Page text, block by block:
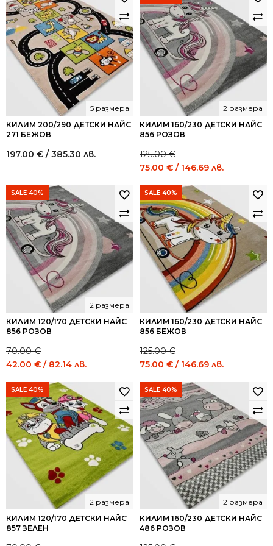
КИЛИМ 200/290 ДЕТСКИ НАЙС
271 БЕЖОВ
5 размера
197.00 € / 385.30 лв.
КИЛИМ 160/230 ДЕТСКИ НАЙС
856 РОЗОВ
2 размера
125.00€
Original
was:
125.00 €
/
244.48
лв..
75.00 € / 146.69 лв.
75.00 €
/
146.69
лв..
SALE 40%
КИЛИМ 120/170 ДЕТСКИ НАЙС
856 РОЗОВ
2 размера
70.00€
Original
was:
70.00 €
/
136.91
лв..
42.00 € / 82.14 лв.
42.00 €
/
82.14
лв..
SALE 40%
КИЛИМ 160/230 ДЕТСКИ НАЙС
856 БЕЖОВ
125.00€
Original
was:
125.00 €
/
244.48
лв..
75.00 € / 146.69 лв.
75.00 €
/
146.69
лв..
SALE 40%
КИЛИМ 120/170 ДЕТСКИ НАЙС
857 ЗЕЛЕН
2 размера
SALE 40%
КИЛИМ 160/230 ДЕТСКИ НАЙС
486 РОЗОВ
2 размера